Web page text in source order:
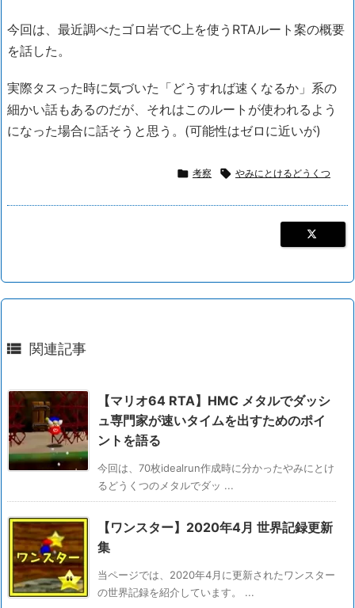
今回は、最近調べたゴロ岩でC上を使うRTAルート案の概要
を話した。
実際タスった時に気づいた「どうすれば速くなるか」系の
細かい話もあるのだが、それはこのルートが使われるよう
になった場合に話そうと思う。(可能性はゼロに近いが)
 考察  やみにとけるどうくつ
 関連記事
【マリオ64 RTA】HMC メタルでダッシ
ュ専門家が速いタイムを出すためのポイ
ントを語る
今回は、70枚idealrun作成時に分かったやみにとけ
るどうくつのメタルでダッ ...
【ワンスター】2020年4月 世界記録更新
集
当ページでは、2020年4月に更新されたワンスター
の世界記録を紹介しています。 ...